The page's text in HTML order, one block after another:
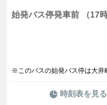
始発バス
※このバスの始発バス停は大井
時刻表を見る